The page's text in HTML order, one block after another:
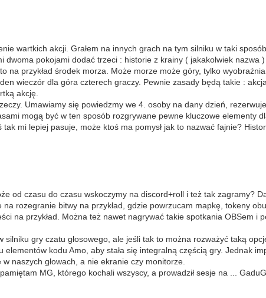
wartkich akcji. Grałem na innych grach na tym silniku w taki
dwoma pokojami dodać trzeci : historie z krainy ( jakakolwiek
na przykład środek morza. Może morze może góry, tylko wyobraźnia
wieczór dla góra czterech graczy. Pewnie zasady będą takie :
akcję.
Umawiamy się powiedzmy we 4. osoby na dany dzień,
mogą być w ten sposób rozgrywane pewne kluczowe elementy
mi lepiej pasuje, może ktoś ma pomysł jak to nazwać fajnie?
od czasu do czasu wskoczymy na discord+roll i też tak zagramy?
rozegranie bitwy na przykład, gdzie powrzucam mapkę, tokeny
na przykład. Można też nawet nagrywać takie spotkania OBSem i
gry czatu głosowego, ale jeśli tak to można rozważyć taką
kodu Amo, aby stała się integralną częścią gry. Jednak
naszych głowach, a nie ekranie czy monitorze.
MG, którego kochali wszyscy, a prowadził sesje na ...